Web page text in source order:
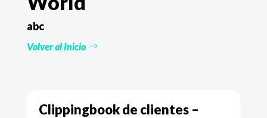
abc
Volver al Inicio
Clippingbook de clientes –